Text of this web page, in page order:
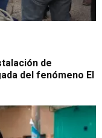
de
del fenómeno El